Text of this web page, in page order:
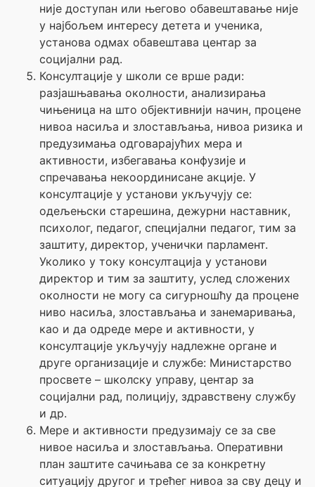
није доступан или његово обавештавање није
у најбољем интересу детета и ученика,
установа одмах обавештава центар за
социјални рад.
Консултације у школи се врше ради:
разјашњавања околности, анализирања
чињеница на што објективнији начин, процене
нивоа насиља и злостављања, нивоа ризика и
предузимања одговарајућих мера и
активности, избегавања конфузије и
спречавања некоординисане акције. У
консултације у установи укључују се:
одељењски старешина, дежурни наставник,
психолог, педагог, специјални педагог, тим за
заштиту, директор, ученички парламент.
Уколико у току консултација у установи
директор и тим за заштиту, услед сложених
околности не могу са сигурношћу да процене
ниво насиља, злостављања и занемаривања,
као и да одреде мере и активности, у
консултације укључују надлежне органе и
друге организације и службе: Министарство
просвете – школску управу, центар за
социјални рад, полицију, здравствену службу
и др.
Мере и активности предузимају се за све
нивое насиља и злостављања. Оперативни
план заштите сачињава се за конкретну
ситуацију другог и трећег нивоа за сву децу и